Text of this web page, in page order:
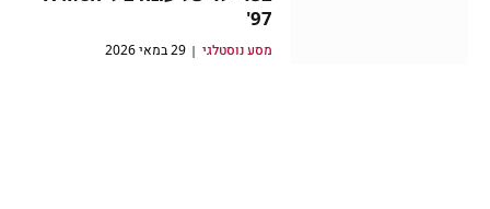
'97
מסע נוסטלגי 29 במאי 2026